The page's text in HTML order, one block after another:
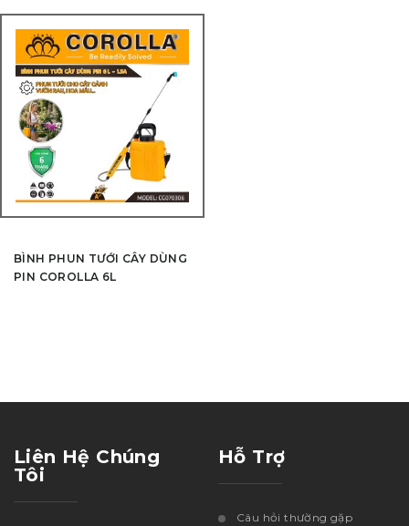
BÌNH PHUN TƯỚI CÂY DÙNG
PIN COROLLA 6L
Liên Hệ Chúng
Tôi
Hỗ Trợ
Câu hỏi thường gặp